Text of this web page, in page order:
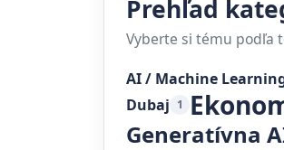
Prehľad
Vyberte si tému podľa
AI / Machine
Dubaj 1
Generatívna